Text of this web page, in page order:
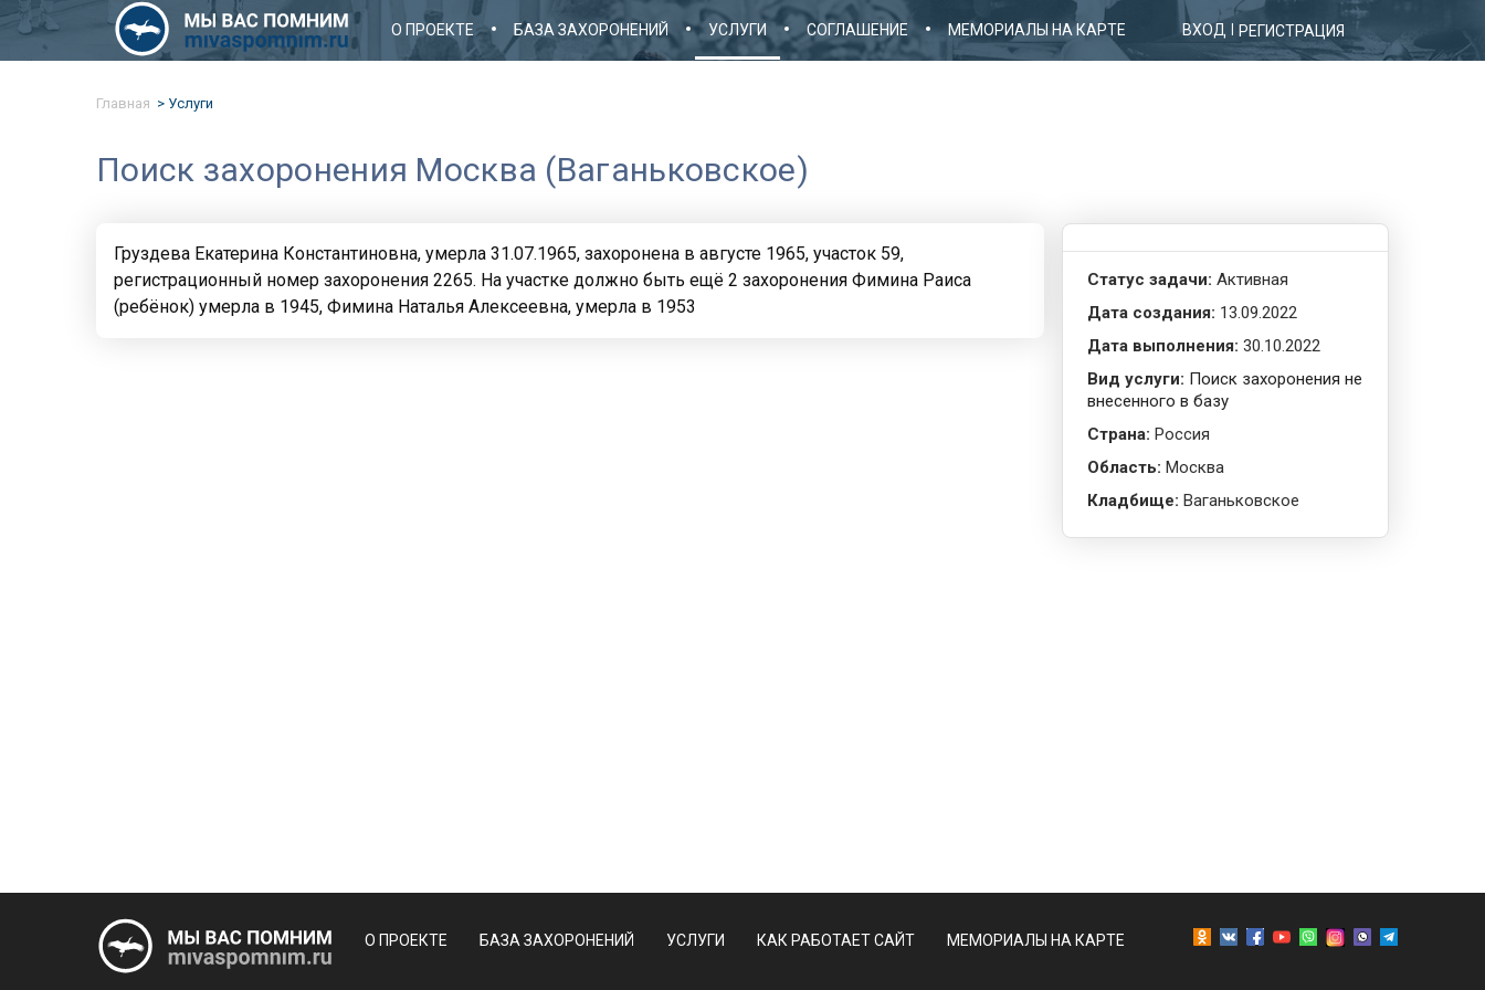
О ПРОЕКТЕ БАЗА ЗАХОРОНЕНИЙ УСЛУГИ СОГЛАШЕНИЕ МЕМОРИАЛЫ НА КАРТЕ ВХОД РЕГИСТРАЦИЯ
Главная Услуги
Поиск захоронения Москва (Ваганьковское)
Груздева Екатерина Константиновна, умерла 31.07.1965, захоронена в августе 1965, участок 59,
регистрационный номер захоронения 2265. На участке должно быть ещё 2 захоронения Фимина Раиса
(ребёнок) умерла в 1945, Фимина Наталья Алексеевна, умерла в 1953
Статус задачи: Активная
Дата создания: 13.09.2022
Дата выполнения: 30.10.2022
Вид услуги: Поиск захоронения не
внесенного в базу
Страна: Россия
Область: Москва
Кладбище: Ваганьковское
О ПРОЕКТЕ БАЗА ЗАХОРОНЕНИЙ УСЛУГИ КАК РАБОТАЕТ САЙТ МЕМОРИАЛЫ НА КАРТЕ